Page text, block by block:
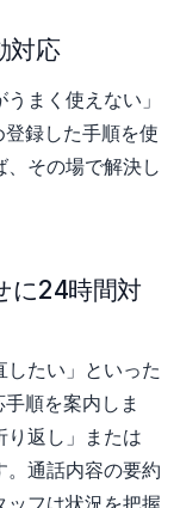
対応
まく使えない」
録した手順を使
、その場で解決し
に24時間対
したい」といった
順を案内しま
り返し」または
。通話内容の要約